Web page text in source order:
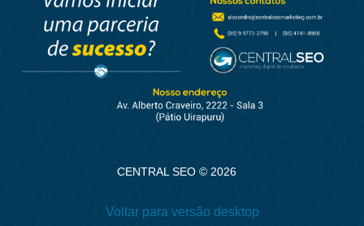
CENTRAL SEO © 2026
Voltar para versão desktop